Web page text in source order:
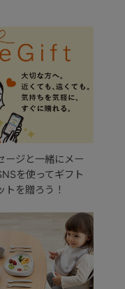
ージと一緒にメー
を使ってギフト
トを贈ろう！